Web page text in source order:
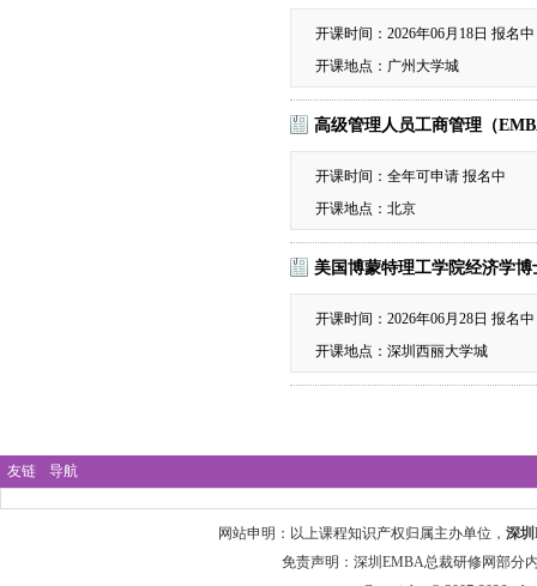
开课时间：2026年06月18日 报名中
开课地点：广州大学城
高级管理人员工商管理（
开课时间：全年可申请 报名中
开课地点：北京
美国博蒙特理工学院经济学
开课时间：2026年06月28日 报名中
开课地点：深圳西丽大学城
友链 导航
网站申明：以上课程知识产权归属主办单位， 深
免责声明：深圳EMBA总裁研修网部分